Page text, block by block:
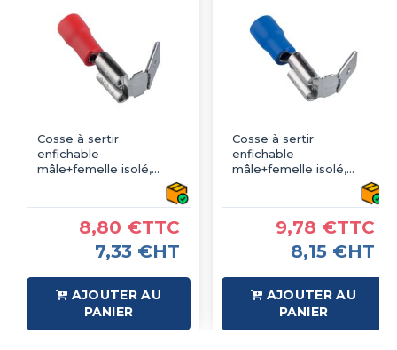
Cosse à sertir
enfichable
mâle+femelle isolé,
6.3mm - sachet de 100
8,80 €TTC
7,33 €HT
AJOUTER AU
PANIER
Cosse à sertir
enfichable
mâle+femelle isolé,
6.3mm - sachet de 100
9,78 €TTC
8,15 €HT
AJOUTER AU
PANIER